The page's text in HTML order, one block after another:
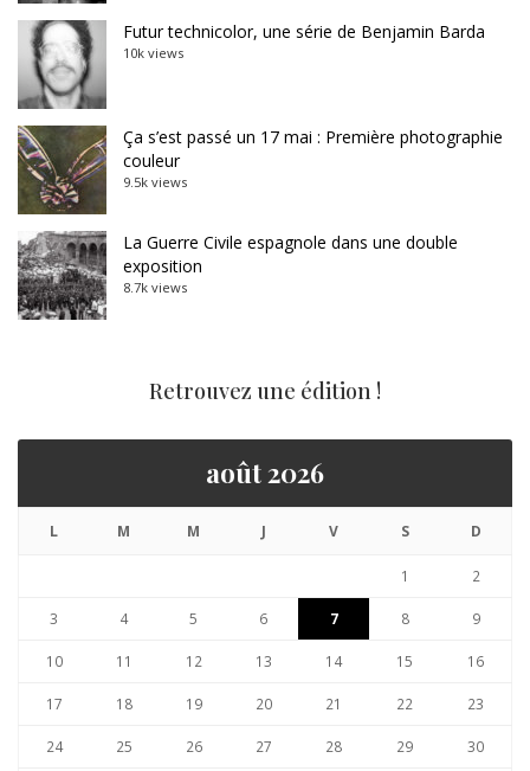
Futur technicolor, une série de Benjamin Barda
10k views
Ça s’est passé un 17 mai : Première photographie
couleur
9.5k views
La Guerre Civile espagnole dans une double
exposition
8.7k views
Retrouvez une édition !
août 2026
L M M J V S D
1 2
3 4 5 6 7 8 9
10 11 12 13 14 15 16
17 18 19 20 21 22 23
24 25 26 27 28 29 30